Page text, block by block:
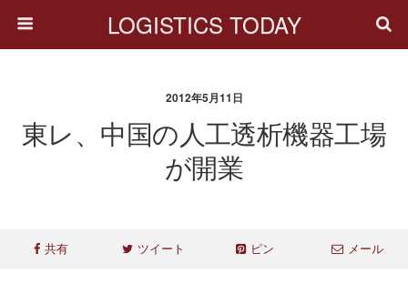
LOGISTICS TODAY
2012年5月11日
東レ、中国の人工透析機器工場
が開業
共有 ツイート ピン メール